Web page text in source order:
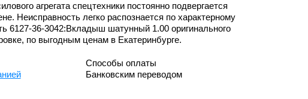
агрегата спецтехники постоянно подвергается
Неисправность легко распознается по характерному
6127-36-3042:Вкладыш шатунный 1.00 оригинального
по выгодным ценам в Екатеринбурге.
Способы оплаты
Банковским переводом